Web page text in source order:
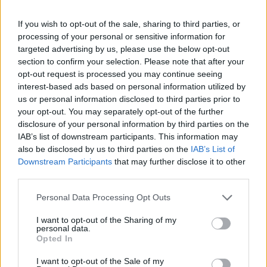
If you wish to opt-out of the sale, sharing to third parties, or
processing of your personal or sensitive information for
targeted advertising by us, please use the below opt-out
section to confirm your selection. Please note that after your
opt-out request is processed you may continue seeing
interest-based ads based on personal information utilized by
us or personal information disclosed to third parties prior to
your opt-out. You may separately opt-out of the further
disclosure of your personal information by third parties on the
IAB’s list of downstream participants. This information may
also be disclosed by us to third parties on the IAB’s List of
Downstream Participants that may further disclose it to other
Personal Data Processing Opt Outs
I want to opt-out of the Sharing of my
personal data.
Opted In
I want to opt-out of the Sale of my
Όλος ο φίλαθλος κόσμος, η νεολαία που είναι σε
αναβρασμό, όλοι συζητούν ότι με όσα γίνονται το
πρωτάθλημα αυτό θα κινδυνεύσει να μην τελειώσει!
Αυτό θέλετε; Έρχονται εκλογές σε λίγο καιρό με
μεγάλες κοινωνικές εντάσεις, θέλετε το γήπεδο να
γίνει χώρος αποσυμπίεσης της έντασης ή θα το
αφήσετε να είναι καζάνι που βράζει με ότι αυτό
συνεπάγεται; Ξεκάθαρα λόγια λοιπόν! Βούληση
όλων των φιλάθλων, των ομάδων και της Πολιτείας
είναι να πάμε σε ομαλή και δίκαιη διεξαγωγή των
playoffs και playouts. Σε ότι αφορά στα play-off
ξεκάθαρα και χωρίς καμμιά δικαιολογία: Ελίτ
διαιτητές και τοπ διαιτητές από τα 6 μεγάλα